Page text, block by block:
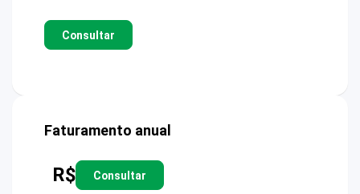
Consultar
Faturamento anual
R$ Consultar